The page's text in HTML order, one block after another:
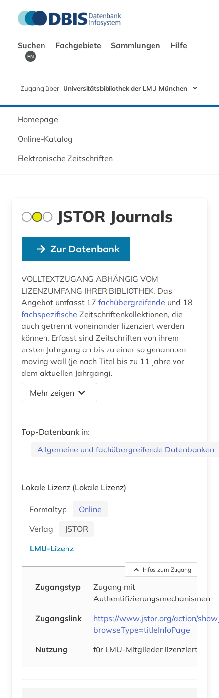
Suchen Fachgebiete Sammlungen Hilfe
EN
Zugang über Universitätsbibliothek der LMU München
Homepage
Online-Katalog
Elektronische Zeitschriften
JSTOR Journals
Zur Datenbank
VOLLTEXTZUGANG ABHÄNGIG VOM
LIZENZUMFANG IHRER BIBLIOTHEK. Das
Angebot umfasst 17 fachübergreifende und 18
fachspezifische Zeitschriftenkollektionen, die
auch getrennt voneinander lizenziert werden
können. Erfasst sind Zeitschriften von ihrem
ersten Jahrgang an bis zu einer so genannten
moving wall (je nach Titel bis zu 11 Jahre vor
dem aktuellen Jahrgang).
Mehr zeigen
Top-Datenbank in:
Allgemeine und fachübergreifende Datenbanken
Lokale Lizenz (Lokale Lizenz)
Formaltyp
Online
Verlag
JSTOR
LMU-Lizenz
Infos zum Zugang
Zugangstyp
Zugang mit
Authentifizierungsmechanismen
Zugangslink
https://www.jstor.org/action/
browseType=titleInfoPage
Nutzung
für LMU-Mitglieder lizenziert